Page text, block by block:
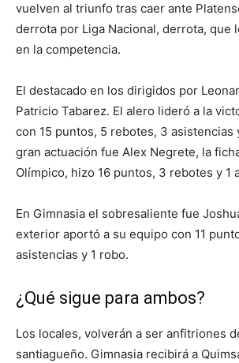
vuelven al triunfo tras caer ante
derrota por Liga Nacional, derrota, que
en la competencia.
El destacado en los dirigidos por
Patricio Tabarez. El alero lideró a la
con 15 puntos, 5 rebotes, 3 asistencias
gran actuación fue Alex Negrete, la
Olímpico, hizo 16 puntos, 3 rebotes y 1
En Gimnasia el sobresaliente fue
exterior aportó a su equipo con 11
asistencias y 1 robo.
¿Qué sigue para ambos?
Los locales, volverán a ser anfitriones
santiagueño. Gimnasia recibirá a